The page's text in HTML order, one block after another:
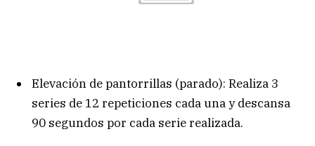
Elevación de pantorrillas (parado): Realiza 3
series de 12 repeticiones cada una y descansa
90 segundos por cada serie realizada.